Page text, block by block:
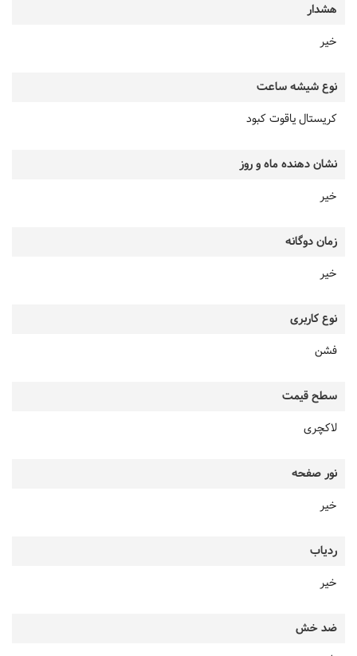
هشدار
خیر
نوع شیشه ساعت
کریستال یاقوت کبود
نشان دهنده ماه و روز
خیر
زمان دوگانه
خیر
نوع کاربری
فشن
سطح قیمت
لاکچری
نور صفحه
خیر
ردیاب
خیر
ضد خش